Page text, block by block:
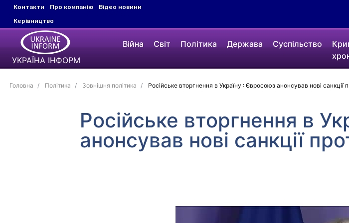
Контакти Про компанію
Відео новини
Керівництво
УКРАЇНА ІНФОРМ
Війна Світ Політика Держава Суспільство
Головна Політика Зовнішня політика Російське вторгнення в Україну : Євросоюз анонсував нові санкції
Російське вторгнення в
анонсував нові санкції